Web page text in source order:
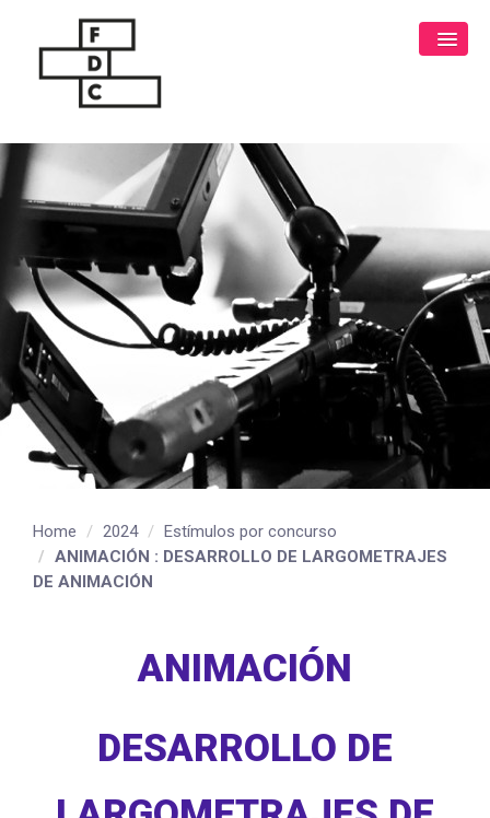
Home 2024
Estímulos por concurso
ANIMACIÓN : DESARROLLO DE LARGOMETRAJES
DE ANIMACIÓN
ANIMACIÓN
DESARROLLO DE